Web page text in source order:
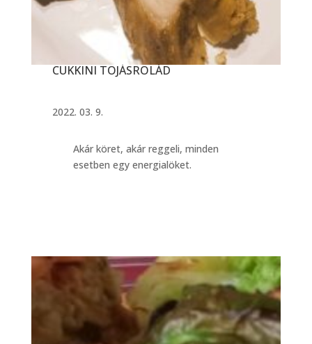
CUKKINI TOJÁSROLÁD
2022. 03. 9.
Akár köret, akár reggeli, minden
esetben egy energialöket.